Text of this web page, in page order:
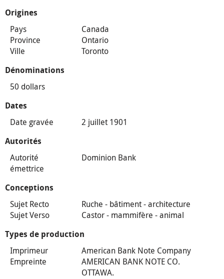
Origines
Pays
Canada
Province
Ontario
Ville
Toronto
Dénominations
50 dollars
Dates
Date gravée 2 juillet 1901
Autorités
Autorité
émettrice
Dominion Bank
Conceptions
Sujet Recto
Ruche - bâtiment - architecture
Sujet Verso
Castor - mammifère - animal
Types de production
Imprimeur
American Bank Note Company
Empreinte
AMERICAN BANK NOTE CO.
OTTAWA.